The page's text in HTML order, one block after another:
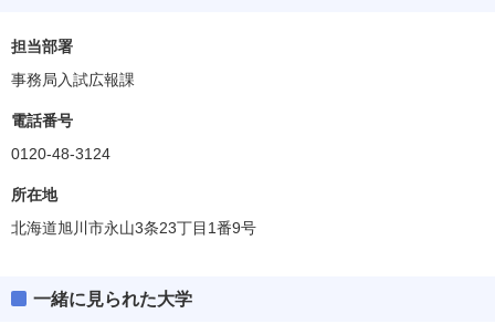
偏差値
経済学部
偏差値
保健福祉学部
偏差値
担当部署
事務局入試広報課
電話番号
0120-48-3124
所在地
北海道旭川市永山3条23丁目1番9号
一緒に見られた大学